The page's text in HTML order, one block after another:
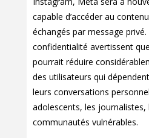
capable d’accéder au
échangés par message
confidentialité avertissent
pourrait réduire
des utilisateurs qui
leurs conversations
adolescents, les
communautés vulnérables.